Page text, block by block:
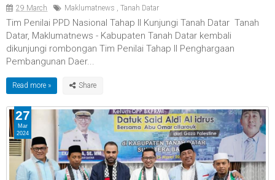
29 March Maklumatnews , Tanah Datar
Tim Penilai PPD Nasional Tahap II Kunjungi Tanah Datar Tanah
Datar, Maklumatnews - Kabupaten Tanah Datar kembali
dikunjungi rombongan Tim Penilai Tahap II Penghargaan
Pembangunan Daer...
Read more »
27
Mar
2024